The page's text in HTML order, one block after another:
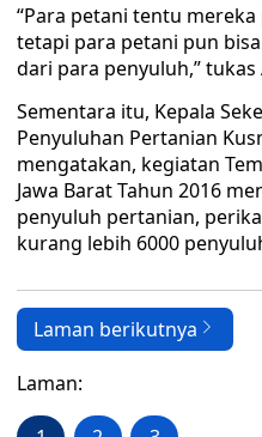
“Para petani tentu
tetapi para petani pun
dari para penyuluh,” tukas
Sementara itu, Kepala
Penyuluhan Pertanian
mengatakan, kegiatan
Jawa Barat Tahun 2016
penyuluh pertanian,
kurang lebih 6000
Laman berikutnya
Laman: